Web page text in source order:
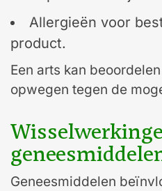
Allergieën voor
product.
Een arts kan
opwegen tegen de
Geneesmiddelen